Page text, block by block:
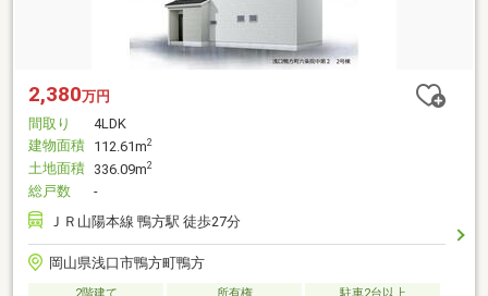
2,380万円
間取り
4LDK
建物面積 112.61m2
土地面積 336.09m2
総戸数
-
ＪＲ山陽本線 鴨方駅 徒歩27分
岡山県浅口市鴨方町鴨方
2階建て 所有権 駐車2台以上